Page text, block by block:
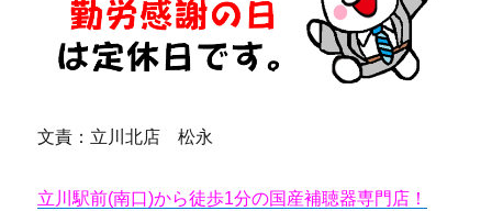
文責：立川北店 松永
立川駅前(南口)から徒歩1分の国産補聴器専門店！